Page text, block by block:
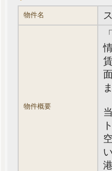
物件名
物件概要